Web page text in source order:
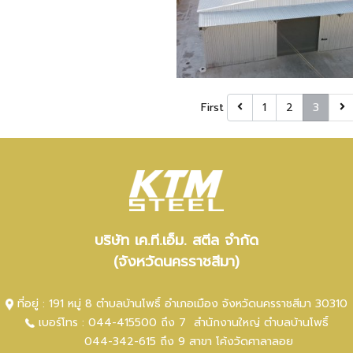
First 1 2 3
บริษัท เค.ที.เอ็ม. สตีล จำกัด
(จังหวัดนครราชสีมา)
ที่อยู่ : 191 หมู่ 8 ตำบลบ้านโพธิ์ อำเภอเมือง จังหวัดนครราชสีมา 30310
เบอร์โทร : 044-415500 ถึง 7 สำนักงานใหญ่ ตำบลบ้านโพธิ์
044-342-615 ถึง 9 สาขา โค้งวัดศาลาลอย